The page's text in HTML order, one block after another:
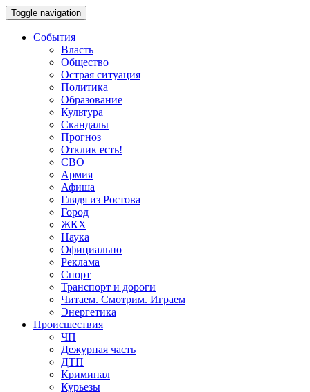
Toggle navigation
События
Власть
Общество
Острая ситуация
Политика
Образование
Культура
Скандалы
Прогноз
Отклик есть!
СВО
Армия
Афиша
Глядя из Ростова
Город
ЖКХ
Наука
Официально
Реклама
Спорт
Транспорт и дороги
Читаем. Смотрим. Играем
Энергетика
Происшествия
ЧП
Дежурная часть
ДТП
Криминал
Курьезы